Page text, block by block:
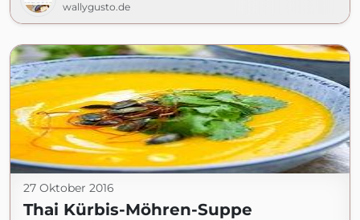
wallygusto.de
27 Oktober 2016
Thai Kürbis-Möhren-Suppe